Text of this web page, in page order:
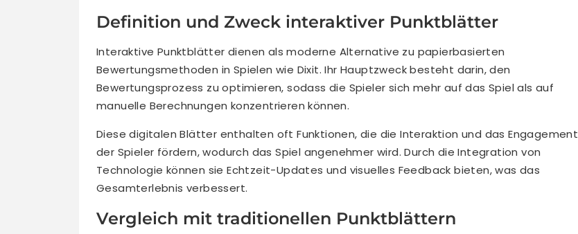
Definition und Zweck interaktiver Punktblätter
Interaktive Punktblätter dienen als moderne Alternative zu papierbasierten
Bewertungsmethoden in Spielen wie Dixit. Ihr Hauptzweck besteht darin, den
Bewertungsprozess zu optimieren, sodass die Spieler sich mehr auf das Spiel als auf
manuelle Berechnungen konzentrieren können.
Diese digitalen Blätter enthalten oft Funktionen, die die Interaktion und das Engagement
der Spieler fördern, wodurch das Spiel angenehmer wird. Durch die Integration von
Technologie können sie Echtzeit-Updates und visuelles Feedback bieten, was das
Gesamterlebnis verbessert.
Vergleich mit traditionellen Punktblättern